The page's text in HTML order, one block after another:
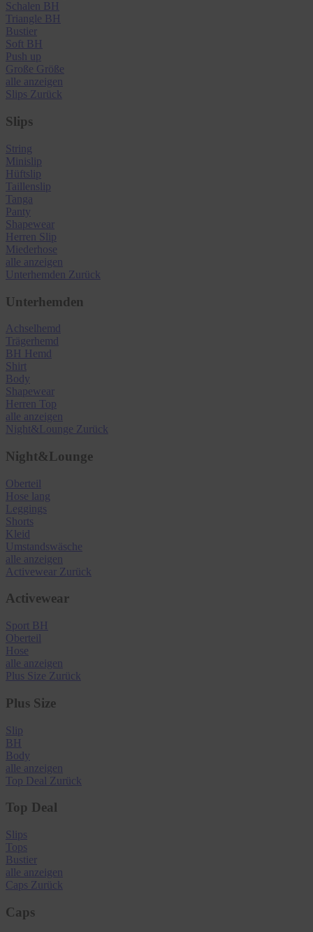
Schalen BH
Triangle BH
Bustier
Soft BH
Push up
Große Größe
alle anzeigen
Slips Zurück
Slips
String
Minislip
Hüftslip
Taillenslip
Tanga
Panty
Shapewear
Herren Slip
Miederhose
alle anzeigen
Unterhemden Zurück
Unterhemden
Achselhemd
Trägerhemd
BH Hemd
Shirt
Body
Shapewear
Herren Top
alle anzeigen
Night&Lounge Zurück
Night&Lounge
Oberteil
Hose lang
Leggings
Shorts
Kleid
Umstandswäsche
alle anzeigen
Activewear Zurück
Activewear
Sport BH
Oberteil
Hose
alle anzeigen
Plus Size Zurück
Plus Size
Slip
BH
Body
alle anzeigen
Top Deal Zurück
Top Deal
Slips
Tops
Bustier
alle anzeigen
Caps Zurück
Caps